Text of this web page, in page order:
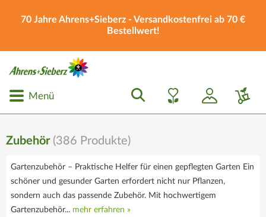
70 Jahre Ahrens+Sieberz - Versandkostenfrei ab 70 €
Bestellwert!
Menü
Zubehör (386 Produkte)
Gartenzubehör – Praktische Helfer für einen gepflegten Garten Ein
schöner und gesunder Garten erfordert nicht nur Pflanzen,
sondern auch das passende Zubehör. Mit hochwertigem
Gartenzubehör... mehr erfahren »